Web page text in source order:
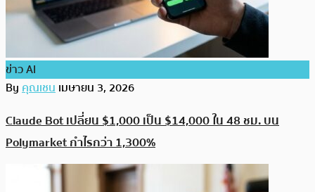
ข่าว AI
Byคุณเชนเมษายน 3, 2026
Claude Bot เปลี่ยน $1,000 เป็น $14,000 ใน 48 ชม. บน
Polymarket กำไรกว่า 1,300%